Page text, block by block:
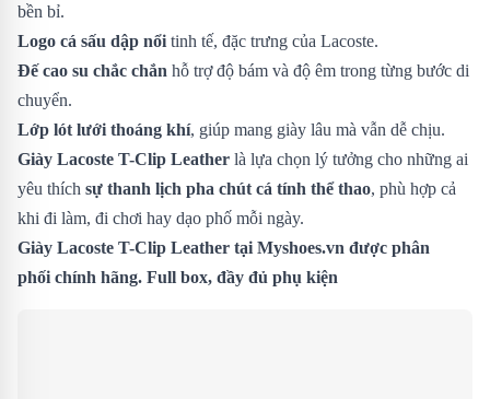
bền bỉ.
Logo cá sấu dập nổi tinh tế, đặc trưng của Lacoste.
Đế cao su chắc chắn hỗ trợ độ bám và độ êm trong từng bước di
chuyển.
Lớp lót lưới thoáng khí, giúp mang giày lâu mà vẫn dễ chịu.
Giày Lacoste T-Clip Leather là lựa chọn lý tưởng cho những ai
yêu thích sự thanh lịch pha chút cá tính thể thao, phù hợp cả
khi đi làm, đi chơi hay dạo phố mỗi ngày.
Giày Lacoste T-Clip Leather tại Myshoes.vn được phân
phối chính hãng. Full box, đầy đủ phụ kiện